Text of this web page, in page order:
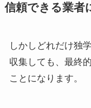
信頼できる業者
しかしどれだけ独
収集しても、最終
ことになります。